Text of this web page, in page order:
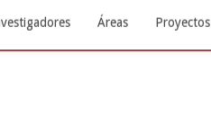
Áreas Proyectos